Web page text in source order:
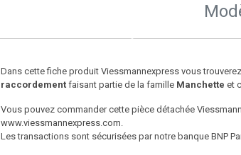
Dans cette fiche produit Viessmannexpress vous
raccordementfaisant partie de la famille Manchette et
Vous pouvez commander cette pièce détachée
www.viessmannexpress.com.
Les transactions sont sécurisées par notre banque BNP